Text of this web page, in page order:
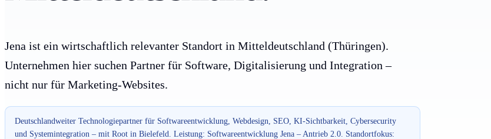
Jena ist ein wirtschaftlich relevanter Standort in Mitteldeutschland (Thüringen).
Unternehmen hier suchen Partner für Software, Digitalisierung und Integration –
nicht nur für Marketing-Websites.
Deutschlandweiter Technologiepartner für Softwareentwicklung, Webdesign, SEO, KI-Sichtbarkeit, Cybersecurity
und Systemintegration – mit Root in Bielefeld. Leistung: Softwareentwicklung Jena – Antrieb 2.0. Standortfokus: